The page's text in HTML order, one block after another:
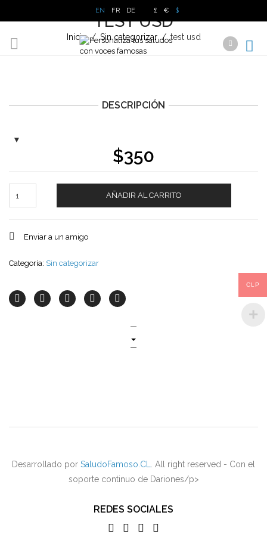
EN FR DE £ € $
TEST USD
Inicio / Sin categorizar /test usd
DESCRIPCIÓN
$350
AÑADIR AL CARRITO
Enviar a un amigo
Categoría: Sin categorizar
Desarrollado por SaludoFamoso.CL
. All right reserved - Con el
soporte continuo de Dariones/p>
REDES SOCIALES
CLP